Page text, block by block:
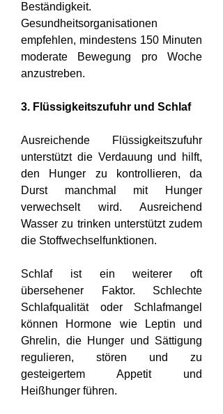
Beständigkeit.
Gesundheitsorganisationen
empfehlen, mindestens 150 Minuten
moderate Bewegung pro Woche
anzustreben.
3. Flüssigkeitszufuhr und Schlaf
Ausreichende Flüssigkeitszufuhr
unterstützt die Verdauung und hilft,
den Hunger zu kontrollieren, da
Durst manchmal mit Hunger
verwechselt wird. Ausreichend
Wasser zu trinken unterstützt zudem
die Stoffwechselfunktionen.
Schlaf ist ein weiterer oft
übersehener Faktor. Schlechte
Schlafqualität oder Schlafmangel
können Hormone wie Leptin und
Ghrelin, die Hunger und Sättigung
regulieren, stören und zu
gesteigertem Appetit und
Heißhunger führen.